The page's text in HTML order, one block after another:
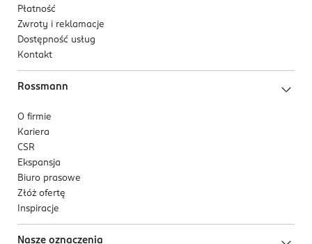
Płatność
Zwroty i reklamacje
Dostępność usług
Kontakt
Rossmann
O firmie
Kariera
CSR
Ekspansja
Biuro prasowe
Złóż ofertę
Inspiracje
Nasze oznaczenia